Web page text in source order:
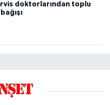
doktorlarından toplu